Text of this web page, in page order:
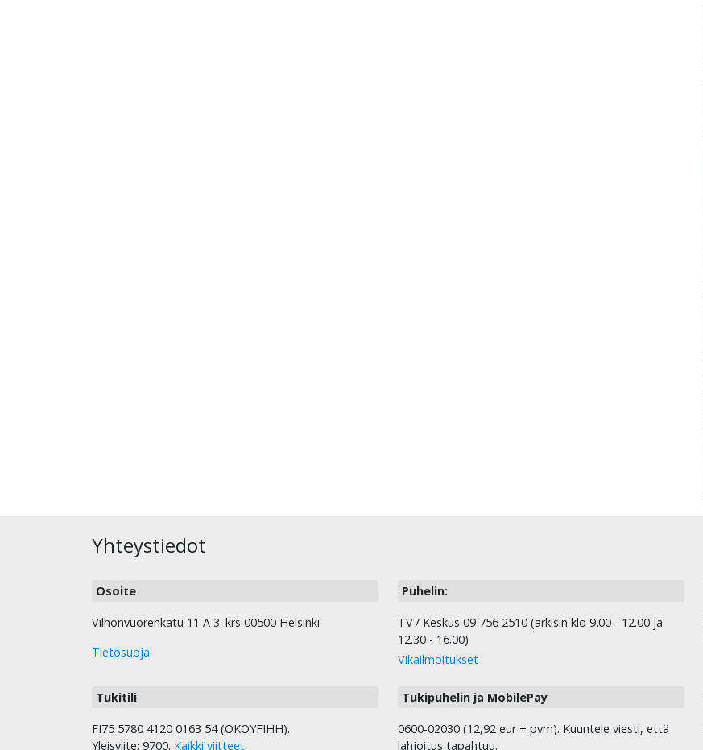
Yhteystiedot
Osoite
Vilhonvuorenkatu 11 A 3. krs 00500 Helsinki
Tietosuoja
Puhelin:
TV7 Keskus 09 756 2510 (arkisin klo 9.00 - 12.00 ja
12.30 - 16.00)
Vikailmoitukset
Tukitili
FI75 5780 4120 0163 54 (OKOYFIHH).
Yleisviite: 9700. Kaikki viitteet.
Tukipuhelin ja MobilePay
0600-02030 (12,92 eur + pvm). Kuuntele viesti, että
lahjoitus tapahtuu.